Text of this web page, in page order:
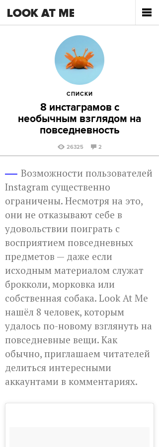
СПИСКИ
8 инстаграмов с
необычным взглядом на
повседневность
26325 2
Возможности пользователей
Instagram существенно
ограничены. Несмотря на это,
они не отказывают себе в
удовольствии поиграть с
восприятием повседневных
предметов — даже если
исходным материалом служат
брокколи, морковка или
собственная собака. Look At Me
нашёл 8 человек, которым
удалось по-новому взглянуть на
повседневные вещи. Как
обычно, приглашаем читателей
делиться интересными
аккаунтами в комментариях.